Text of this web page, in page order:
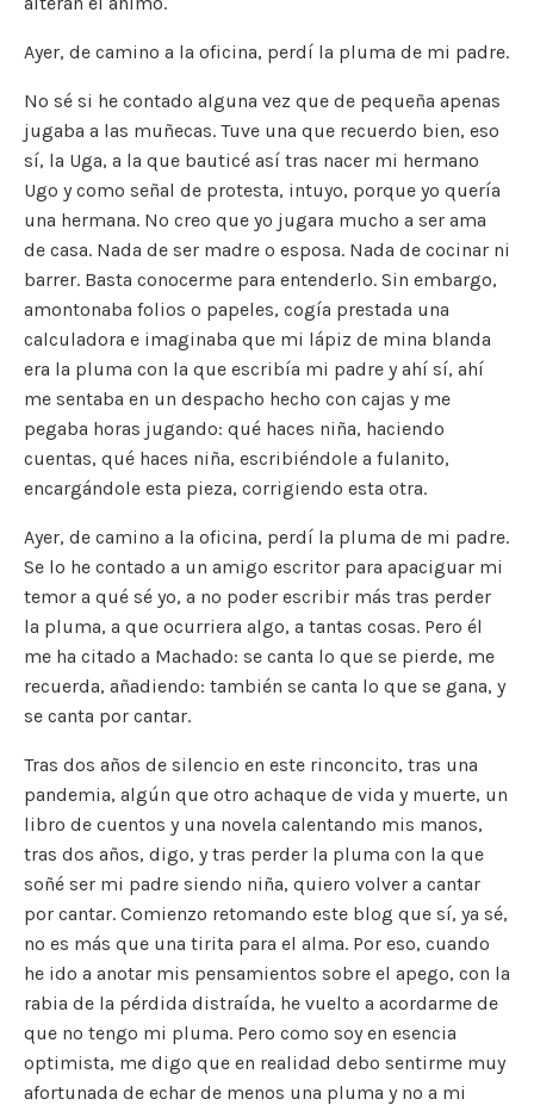
Ayer, de camino a la oficina, perdí la pluma de mi padre.
No sé si he contado alguna vez que de pequeña apenas
jugaba a las muñecas. Tuve una que recuerdo bien, eso
sí, la Uga, a la que bauticé así tras nacer mi hermano
Ugo y como señal de protesta, intuyo, porque yo quería
una hermana. No creo que yo jugara mucho a ser ama
de casa. Nada de ser madre o esposa. Nada de cocinar ni
barrer. Basta conocerme para entenderlo. Sin embargo,
amontonaba folios o papeles, cogía prestada una
calculadora e imaginaba que mi lápiz de mina blanda
era la pluma con la que escribía mi padre y ahí sí, ahí
me sentaba en un despacho hecho con cajas y me
pegaba horas jugando: qué haces niña, haciendo
cuentas, qué haces niña, escribiéndole a fulanito,
encargándole esta pieza, corrigiendo esta otra.
Ayer, de camino a la oficina, perdí la pluma de mi padre.
Se lo he contado a un amigo escritor para apaciguar mi
temor a qué sé yo, a no poder escribir más tras perder
la pluma, a que ocurriera algo, a tantas cosas. Pero él
me ha citado a Machado: se canta lo que se pierde, me
recuerda, añadiendo: también se canta lo que se gana, y
se canta por cantar.
Tras dos años de silencio en este rinconcito, tras una
pandemia, algún que otro achaque de vida y muerte, un
libro de cuentos y una novela calentando mis manos,
tras dos años, digo, y tras perder la pluma con la que
soñé ser mi padre siendo niña, quiero volver a cantar
por cantar. Comienzo retomando este blog que sí, ya sé,
no es más que una tirita para el alma. Por eso, cuando
he ido a anotar mis pensamientos sobre el apego, con la
rabia de la pérdida distraída, he vuelto a acordarme de
que no tengo mi pluma. Pero como soy en esencia
optimista, me digo que en realidad debo sentirme muy
afortunada de echar de menos una pluma y no a mi